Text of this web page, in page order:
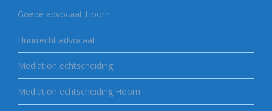
Goede advocaat Hoorn
Huurrecht advocaat
Mediation echtscheiding
Mediation echtscheiding Hoorn